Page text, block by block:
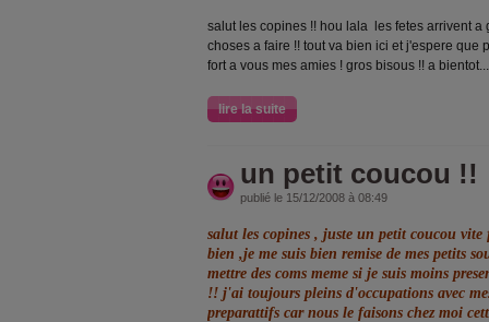
salut les copines !! hou lala les fetes arrivent a
choses a faire !! tout va bien ici et j'espere que
fort a vous mes amies ! gros bisous !! a
lire la suite
un petit coucou !!
publié le 15/12/2008 à 08:49
salut les copines , juste un petit coucou
bien ,je me suis bien remise de mes petits
mettre des coms meme si je suis moins
!! j'ai toujours pleins d'occupations avec
preparattifs car nous le faisons chez moi